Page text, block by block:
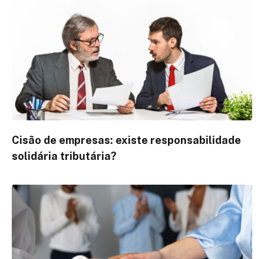
Cisão de empresas: existe responsabilidade
solidária tributária?